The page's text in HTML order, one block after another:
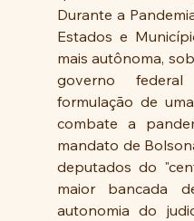
Durante a
Estados e
mais autônoma,
governo
formulação de
combate a
mandato de
deputados do
maior bancada
autonomia do